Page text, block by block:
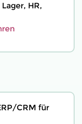
HR,
CRM für